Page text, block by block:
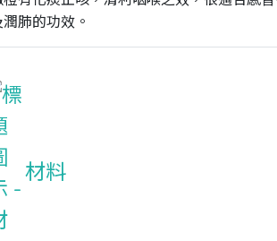
肺的功效。
材料